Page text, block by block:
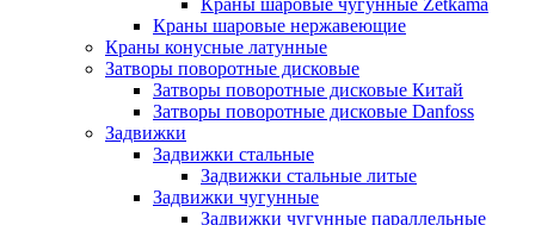
Краны шаровые чугунные Zetkama
Краны шаровые нержавеющие
Краны конусные латунные
Затворы поворотные дисковые
Затворы поворотные дисковые Китай
Затворы поворотные дисковые Danfoss
Задвижки
Задвижки стальные
Задвижки стальные литые
Задвижки чугунные
Задвижки чугунные параллельные